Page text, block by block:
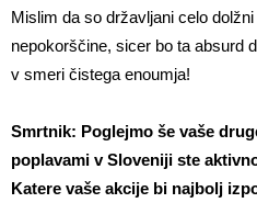
Mislim da so državljani celo
nepokorščine, sicer bo ta absurd
v smeri čistega enoumja!
Smrtnik: Poglejmo še vaše
poplavami v Sloveniji ste
Katere vaše akcije bi najbolj